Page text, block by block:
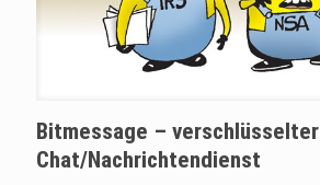
Bitmessage – verschlüsselter
Chat/Nachrichtendienst